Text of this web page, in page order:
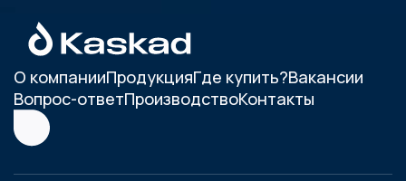
О компанииПродукцияГде купить?Вакансии
Вопрос-ответПроизводствоКонтакты